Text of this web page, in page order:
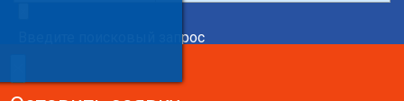
Введите поисковый запрос